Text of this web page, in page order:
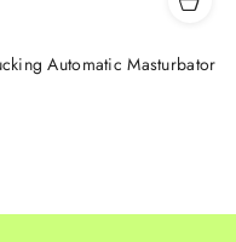
Automatic Masturbator